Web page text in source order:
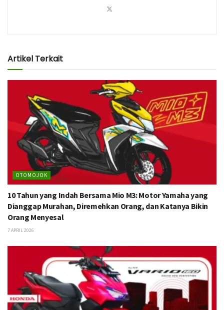
Artikel Terkait
OTOMOJOK
10 Tahun yang Indah Bersama Mio M3: Motor Yamaha yang
Dianggap Murahan, Diremehkan Orang, dan Katanya Bikin
Orang Menyesal
7 APRIL 2026